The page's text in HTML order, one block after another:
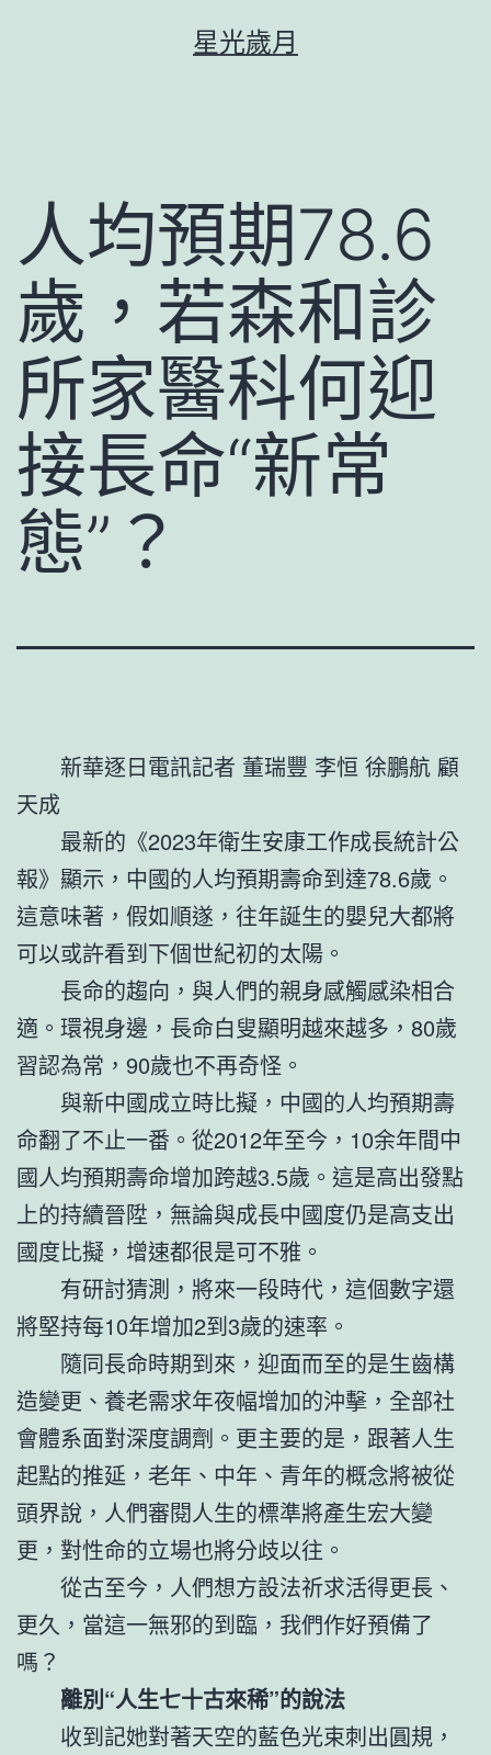
星光歲月
人均預期78.6
歲，若森和診
所家醫科何迎
接長命“新常
態”？
新華逐日電訊記者 董瑞豐 李恒 徐鵬航 顧
天成
最新的《2023年衛生安康工作成長統計公
報》顯示，中國的人均預期壽命到達78.6歲。
這意味著，假如順遂，往年誕生的嬰兒大都將
可以或許看到下個世紀初的太陽。
長命的趨向，與人們的親身感觸感染相合
適。環視身邊，長命白叟顯明越來越多，80歲
習認為常，90歲也不再奇怪。
與新中國成立時比擬，中國的人均預期壽
命翻了不止一番。從2012年至今，10余年間中
國人均預期壽命增加跨越3.5歲。這是高出發點
上的持續晉陞，無論與成長中國度仍是高支出
國度比擬，增速都很是可不雅。
有研討猜測，將來一段時代，這個數字還
將堅持每10年增加2到3歲的速率。
隨同長命時期到來，迎面而至的是生齒構
造變更、養老需求年夜幅增加的沖擊，全部社
會體系面對深度調劑。更主要的是，跟著人生
起點的推延，老年、中年、青年的概念將被從
頭界說，人們審閱人生的標準將產生宏大變
更，對性命的立場也將分歧以往。
從古至今，人們想方設法祈求活得更長、
更久，當這一無邪的到臨，我們作好預備了
嗎？
離別“人生七十古來稀”的說法
收到記她對著天空的藍色光束刺出圓規，